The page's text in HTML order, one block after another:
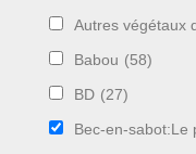
Autres végétaux
Babou (58)
BD (27)
Bec-en-sabot:Le